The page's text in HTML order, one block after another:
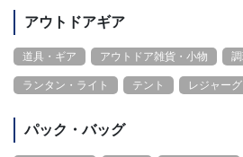
アウトドアギア
道具・ギア アウトドア雑貨・小物
ランタン・ライト テント レジャー
パック・バッグ